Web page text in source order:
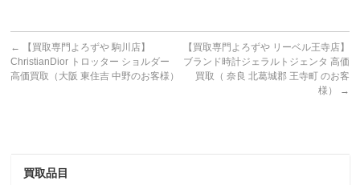
←
【買取専門よろずや 駒川店】
ChristianDior トロッター ショルダー
高価買取（大阪 東住吉 中野のお客様）
【買取専門よろずや リーベル王寺店】
ブランド時計ジェラルトジェンタ 高価
買取（ 奈良 北葛城郡 王寺町 のお客
様）
→
買取品目